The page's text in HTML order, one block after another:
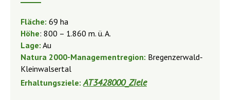
Fläche: 69 ha
Höhe: 800 – 1.860 m. ü. A.
Lage: Au
Natura 2000-Managementregion: Bregenzerwald-
Kleinwalsertal
Erhaltungsziele:AT3428000_Ziele